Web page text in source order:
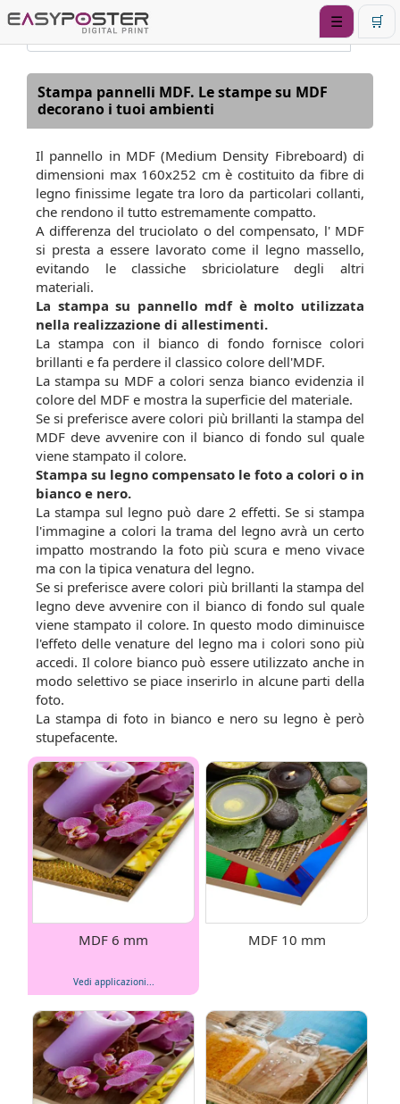
☰ 🛒
Stampa pannelli MDF. Le stampe su MDF
decorano i tuoi ambienti
Il pannello in MDF (Medium Density Fibreboard) di
dimensioni max 160x252 cm è costituito da fibre di
legno finissime legate tra loro da particolari collanti,
che rendono il tutto estremamente compatto.
A differenza del truciolato o del compensato, l' MDF
si presta a essere lavorato come il legno massello,
evitando le classiche sbriciolature degli altri
materiali.
La stampa su pannello mdf è molto utilizzata
nella realizzazione di allestimenti.
La stampa con il bianco di fondo fornisce colori
brillanti e fa perdere il classico colore dell'MDF.
La stampa su MDF a colori senza bianco evidenzia il
colore del MDF e mostra la superficie del materiale.
Se si preferisce avere colori più brillanti la stampa del
MDF deve avvenire con il bianco di fondo sul quale
viene stampato il colore.
Stampa su legno compensato le foto a colori o in
bianco e nero.
La stampa sul legno può dare 2 effetti. Se si stampa
l'immagine a colori la trama del legno avrà un certo
impatto mostrando la foto più scura e meno vivace
ma con la tipica venatura del legno.
Se si preferisce avere colori più brillanti la stampa del
legno deve avvenire con il bianco di fondo sul quale
viene stampato il colore. In questo modo diminuisce
l'effeto delle venature del legno ma i colori sono più
accedi. Il colore bianco può essere utilizzato anche in
modo selettivo se piace inserirlo in alcune parti della
foto.
La stampa di foto in bianco e nero su legno è però
stupefacente.
MDF 6 mm
Vedi applicazioni...
MDF 10 mm